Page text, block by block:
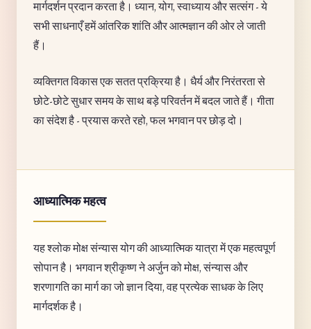
मार्गदर्शन प्रदान करता है। ध्यान, योग, स्वाध्याय और सत्संग - ये
सभी साधनाएँ हमें आंतरिक शांति और आत्मज्ञान की ओर ले जाती
हैं।
व्यक्तिगत विकास एक सतत प्रक्रिया है। धैर्य और निरंतरता से
छोटे-छोटे सुधार समय के साथ बड़े परिवर्तन में बदल जाते हैं। गीता
का संदेश है - प्रयास करते रहो, फल भगवान पर छोड़ दो।
आध्यात्मिक महत्व
यह श्लोक मोक्ष संन्यास योग की आध्यात्मिक यात्रा में एक महत्वपूर्ण
सोपान है। भगवान श्रीकृष्ण ने अर्जुन को मोक्ष, संन्यास और
शरणागति का मार्ग का जो ज्ञान दिया, वह प्रत्येक साधक के लिए
मार्गदर्शक है।